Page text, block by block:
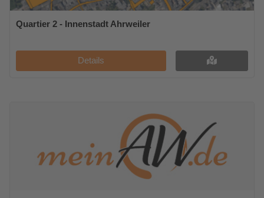
Quartier 2 - Innenstadt Ahrweiler
Details